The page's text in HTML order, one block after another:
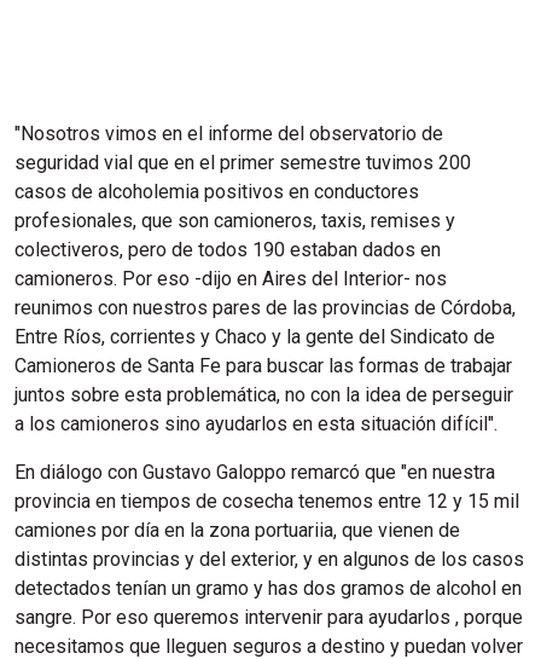
"Nosotros vimos en el informe del observatorio de
seguridad vial que en el primer semestre tuvimos 200
casos de alcoholemia positivos en conductores
profesionales, que son camioneros, taxis, remises y
colectiveros, pero de todos 190 estaban dados en
camioneros. Por eso -dijo en Aires del Interior- nos
reunimos con nuestros pares de las provincias de Córdoba,
Entre Ríos, corrientes y Chaco y la gente del Sindicato de
Camioneros de Santa Fe para buscar las formas de trabajar
juntos sobre esta problemática, no con la idea de perseguir
a los camioneros sino ayudarlos en esta situación difícil".
En diálogo con Gustavo Galoppo remarcó que "en nuestra
provincia en tiempos de cosecha tenemos entre 12 y 15 mil
camiones por día en la zona portuariia, que vienen de
distintas provincias y del exterior, y en algunos de los casos
detectados tenían un gramo y has dos gramos de alcohol en
sangre. Por eso queremos intervenir para ayudarlos , porque
necesitamos que lleguen seguros a destino y puedan volver